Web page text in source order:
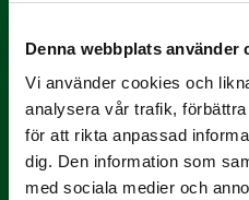
Denna webbplats använder
Vi använder cookies och
analysera vår trafik,
för att rikta anpassad
dig. Den information som
med sociala medier och